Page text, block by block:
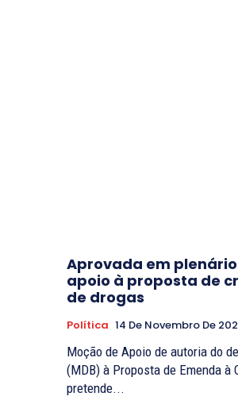
Aprovada em
apoio à proposta de
de drogas
Política 14 De Novembro De
Moção de Apoio de autoria do
(MDB) à Proposta de Emenda à
pretende...